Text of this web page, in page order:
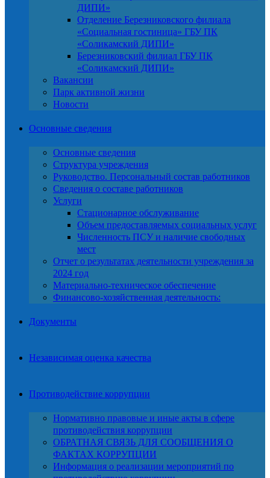
ДИПИ»
Отделение Березниковского филиала
«Социальная гостиница» ГБУ ПК
«Соликамский ДИПИ»
Березниковский филиал ГБУ ПК
«Соликамский ДИПИ»
Вакансии
Парк активной жизни
Новости
Основные сведения
Основные сведения
Структура учреждения
Руководство. Персональный состав работников
Сведения о составе работников
Услуги
Стационарное обслуживание
Объем предоставляемых социальных услуг
Численность ПСУ и наличие свободных
мест
Отчет о результатах деятельности учреждения за
2024 год
Материально-техническое обеспечение
Финансово-хозяйственная деятельность:
Документы
Независимая оценка качества
Противодействие коррупции
Нормативно правовые и иные акты в сфере
противодействия коррупции
ОБРАТНАЯ СВЯЗЬ ДЛЯ СООБЩЕНИЯ О
ФАКТАХ КОРРУПЦИИ
Информация о реализации мероприятий по